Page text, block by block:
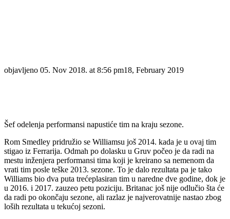
objavljeno 05. Nov 2018. at 8:56 pm18, February 2019
Šef odelenja performansi napustiće tim na kraju sezone.
Rom Smedley pridružio se Williamsu još 2014. kada je u ovaj tim
stigao iz Ferrarija. Odmah po dolasku u Gruv počeo je da radi na
mestu inženjera performansi tima koji je kreirano sa nemenom da
vrati tim posle teške 2013. sezone. To je dalo rezultata pa je tako
Williams bio dva puta trećeplasiran tim u naredne dve godine, dok je
u 2016. i 2017. zauzeo petu poziciju. Britanac još nije odlučio šta će
da radi po okončaju sezone, ali razlaz je najverovatnije nastao zbog
loših rezultata u tekućoj sezoni.